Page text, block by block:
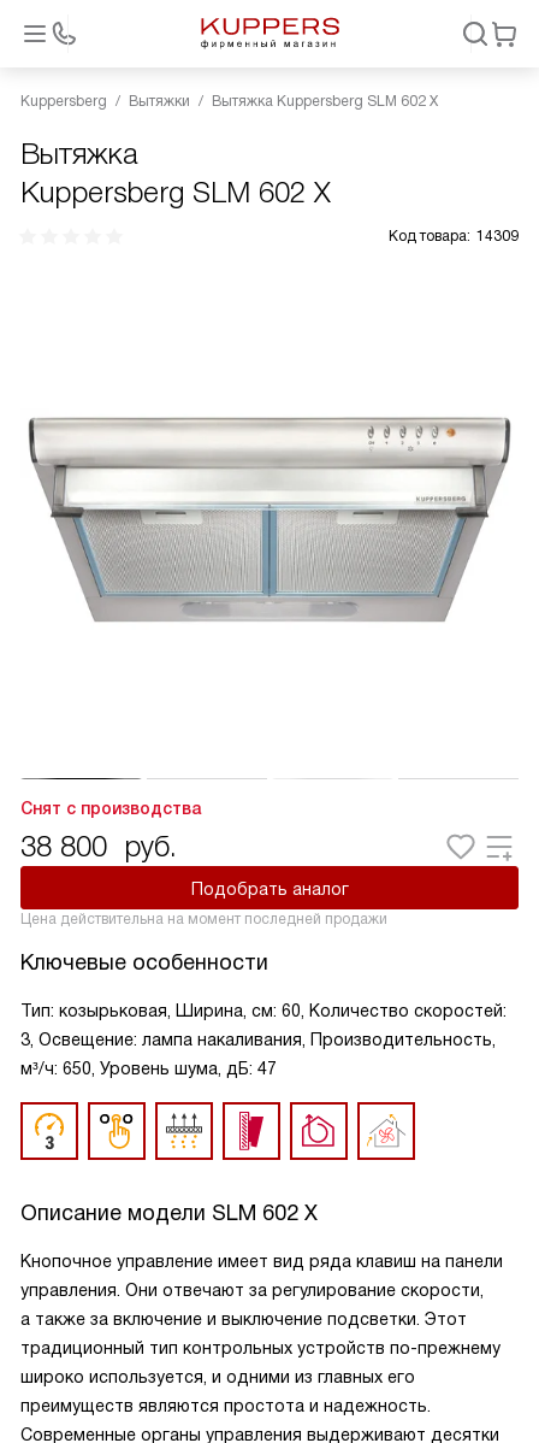
Kuppersberg Вытяжки Вытяжка Kuppersberg SLM 602 X
Вытяжка
Kuppersberg SLM 602 X
Код товара: 14309
Снят с производства
38 800 руб.
Подобрать аналог
Цена действительна на момент последней продажи
Ключевые особенности
Тип: козырьковая, Ширина, см: 60, Количество скоростей:
3, Освещение: лампа накаливания, Производительность,
м³/ч: 650, Уровень шума, дБ: 47
Описание модели SLM 602 X
Кнопочное управление имеет вид ряда клавиш на панели
управления. Они отвечают за регулирование скорости,
а также за включение и выключение подсветки. Этот
традиционный тип контрольных устройств по-прежнему
широко используется, и одними из главных его
преимуществ являются простота и надежность.
Современные органы управления выдерживают десятки